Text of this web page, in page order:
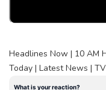
Headlines Now | 10 AM
Today | Latest News |